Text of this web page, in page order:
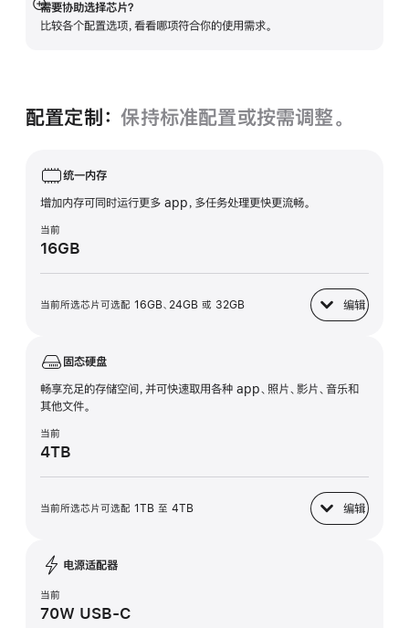
需要协助选择芯片？
比较各个配置选项，看看哪项符合你的使用需求。
展
开
配置定制：保持标准配置或按需调整。
统一内存
增加内存可同时运行更多 app，多任务处理更快更流畅。
当前
16GB
当前所选芯片可选配 16GB、24GB 或 32GB 编辑
统一内存
固态硬盘
畅享充足的存储空间，并可快速取用各种 app、照片、影片、音乐和
其他文件。
当前
4TB
当前所选芯片可选配 1TB 至 4TB 编辑
固态硬盘
电源适配器
当前
70W USB-C